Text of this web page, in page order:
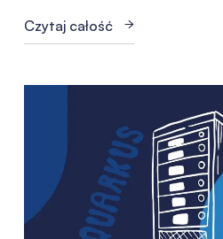
Czytaj całość